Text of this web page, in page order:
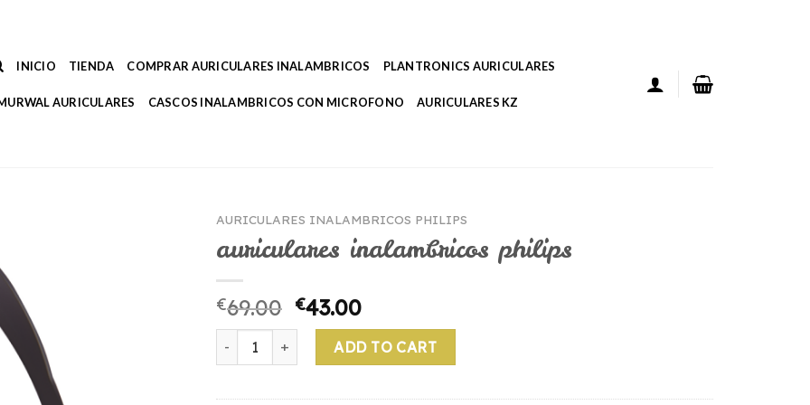
INICIO TIENDA COMPRAR AURICULARES INALAMBRICOS PLANTRONICS AURICULARES
AURICULARES CASCOS INALAMBRICOS CON MICROFONO AURICULARES KZ
AURICULARES INALAMBRICOS PHILIPS
auriculares inalambricos philips
€69.00 €43.00
auriculares inalambricos philips quantity
ADD TO CART